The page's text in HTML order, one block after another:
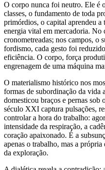
O corpo nunca foi neutro. Ele é
classes, o fundamento de toda
primórdios, o capital aprendeu a
energia vital em mercadoria. No
cronometreadas; nos campos, o
fordismo, cada gesto foi
eficiência. O corpo, força
engrenagem de uma máquina
O materialismo histórico nos
formas de subordinação da
domesticou braços e pernas
século XXI captura pulsações,
controlar a hora do trabalho:
intensidade da respiração, a
coração apaixonado. É a
apenas o trabalho, mas a
da exploração.